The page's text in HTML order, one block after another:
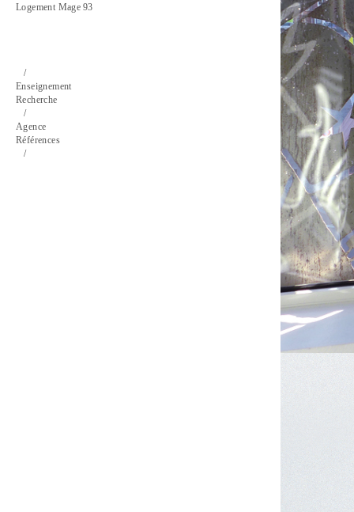
Logement Mage 93
/
Enseignement
Recherche
/
Agence
Références
/